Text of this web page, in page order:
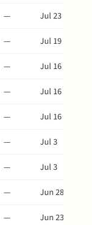
—
Jul 23
—
Jul 19
—
Jul 16
—
Jul 16
—
Jul 16
—
Jul 3
—
Jul 3
—
Jun 28
—
Jun 23